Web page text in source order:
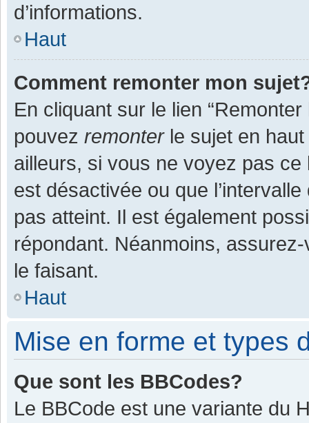
d’informations.
Haut
Comment remonter mon
En cliquant sur le lien
pouvez remonterle sujet en haut
ailleurs, si vous ne voyez pas
est désactivée ou que
pas atteint. Il est également
répondant. Néanmoins,
le faisant.
Haut
Mise en forme et types
Que sont les BBCodes?
Le BBCode est une variante du